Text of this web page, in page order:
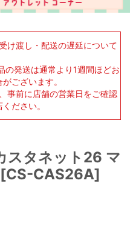
け渡し・配送の遅延について
の発送は通常より1週間ほどお
ございます。
事前に店舗の営業日をご確認
ださい。
スタネット26 マ
CAS26A]